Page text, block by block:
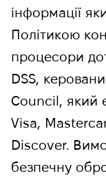
інформації
Політикою
процесори
DSS,
Council, який
Visa,
Discover.
безпечну